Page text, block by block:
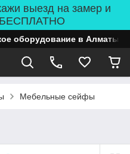
выезд на замер и
БЕСПЛАТНО
оборудование в Алматы
Мебельные сейфы